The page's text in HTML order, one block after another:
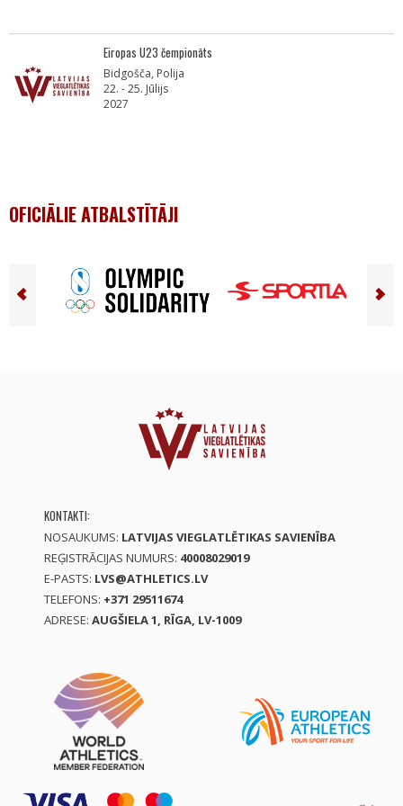
Eiropas U23 čempionāts
Bidgošča, Polija
22. - 25. Jūlijs
2027
OFICIĀLIE ATBALSTĪTĀJI
KONTAKTI:
NOSAUKUMS: LATVIJAS VIEGLATLĒTIKAS SAVIENĪBA
REĢISTRĀCIJAS NUMURS: 40008029019
E-PASTS: LVS@ATHLETICS.LV
TELEFONS: +371 29511674
ADRESE: AUGŠIELA 1, RĪGA, LV-1009